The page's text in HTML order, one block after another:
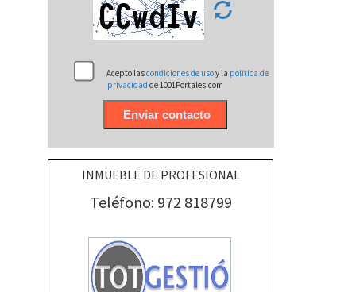
Acepto lascondiciones de usoy la politica de
privacidadde 1001Portales.com
INMUEBLE DE PROFESIONAL
Teléfono: 972 818799